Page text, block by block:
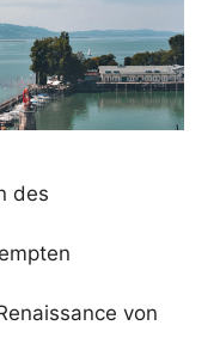
des
von